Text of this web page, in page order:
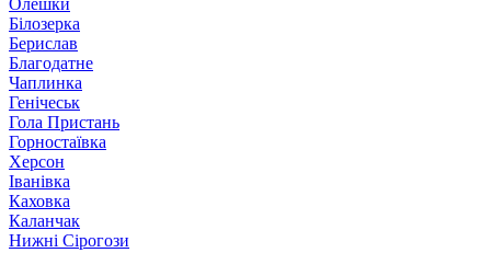
Олешки
Білозерка
Берислав
Благодатне
Чаплинка
Генічеськ
Гола Пристань
Горностаївка
Херсон
Іванівка
Каховка
Каланчак
Нижні Сірогози